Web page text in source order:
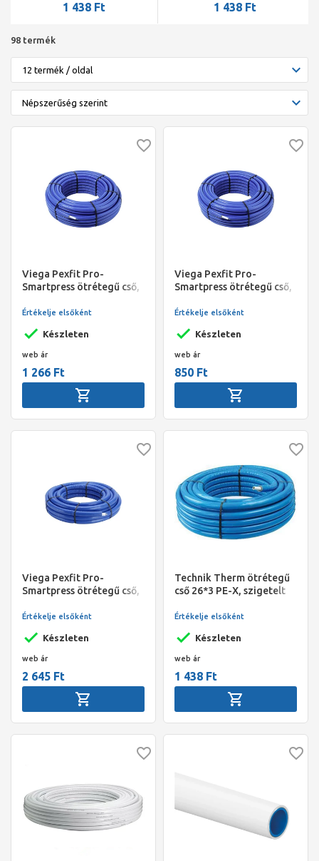
1 438 Ft 1 438 Ft
98 termék
Viega Pexfit Pro-
Smartpress ötrétegű cső,
mm-es szigeteléssel, 75
Készleten
Értékelje elsőként
web ár
1 266 Ft
Viega Pexfit Pro-
Smartpress ötrétegű cső,
mm-es szigeteléssel, 75
Készleten
Értékelje elsőként
web ár
850 Ft
Viega Pexfit Pro-
Smartpress ötrétegű cső,
kék 9 mm-es
fm/tekercs
Készleten
Értékelje elsőként
web ár
2 645 Ft
Technik Therm ötrétegű
cső 26*3 PE-X, szigetelt
Készleten
Értékelje elsőként
web ár
1 438 Ft